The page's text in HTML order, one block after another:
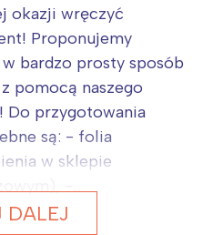
okazji wręczyć
Proponujemy
bardzo prosty sposób
pomocą naszego
Do przygotowania
są: - folia
w sklepie
DALEJ